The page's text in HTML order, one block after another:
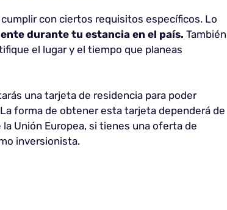
con ciertos requisitos específicos. Lo
durante tu estancia en el país. También
el lugar y el tiempo que planeas
una tarjeta de residencia para poder
forma de obtener esta tarjeta dependerá de
Unión Europea, si tienes una oferta de
inversionista.